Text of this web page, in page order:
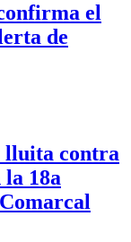
el
de
lluita contra
18a